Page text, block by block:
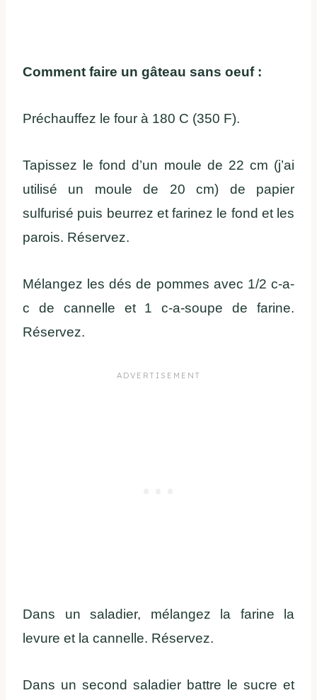
Comment faire un gâteau sans oeuf :
Préchauffez le four à 180 C (350 F).
Tapissez le fond d’un moule de 22 cm (j’ai
utilisé un moule de 20 cm) de papier
sulfurisé puis beurrez et farinez le fond et les
parois. Réservez.
Mélangez les dés de pommes avec 1/2 c-a-
c de cannelle et 1 c-a-soupe de farine.
Réservez.
Dans un saladier, mélangez la farine la
levure et la cannelle. Réservez.
Dans un second saladier battre le sucre et